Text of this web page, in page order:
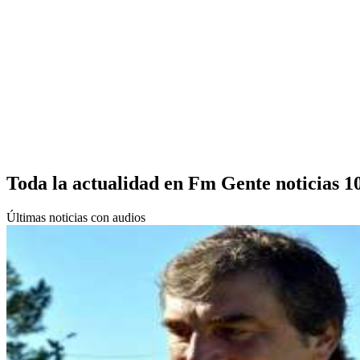
Toda la actualidad en Fm Gente noticias
Últimas noticias con audios